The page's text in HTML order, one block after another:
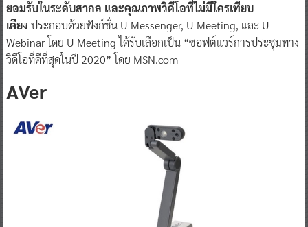
ยอมรับในระดับสากล และคุณภาพวิดีโอที่ไม่มีใครเทียบ
เคียง ประกอบด้วยฟังก์ชั่น U Messenger, U Meeting, และ U
Webinar โดย U Meeting ได้รับเลือกเป็น “ซอฟต์แวร์การประชุมทาง
วิดีโอที่ดีที่สุดในปี 2020” โดย MSN.com
AVer